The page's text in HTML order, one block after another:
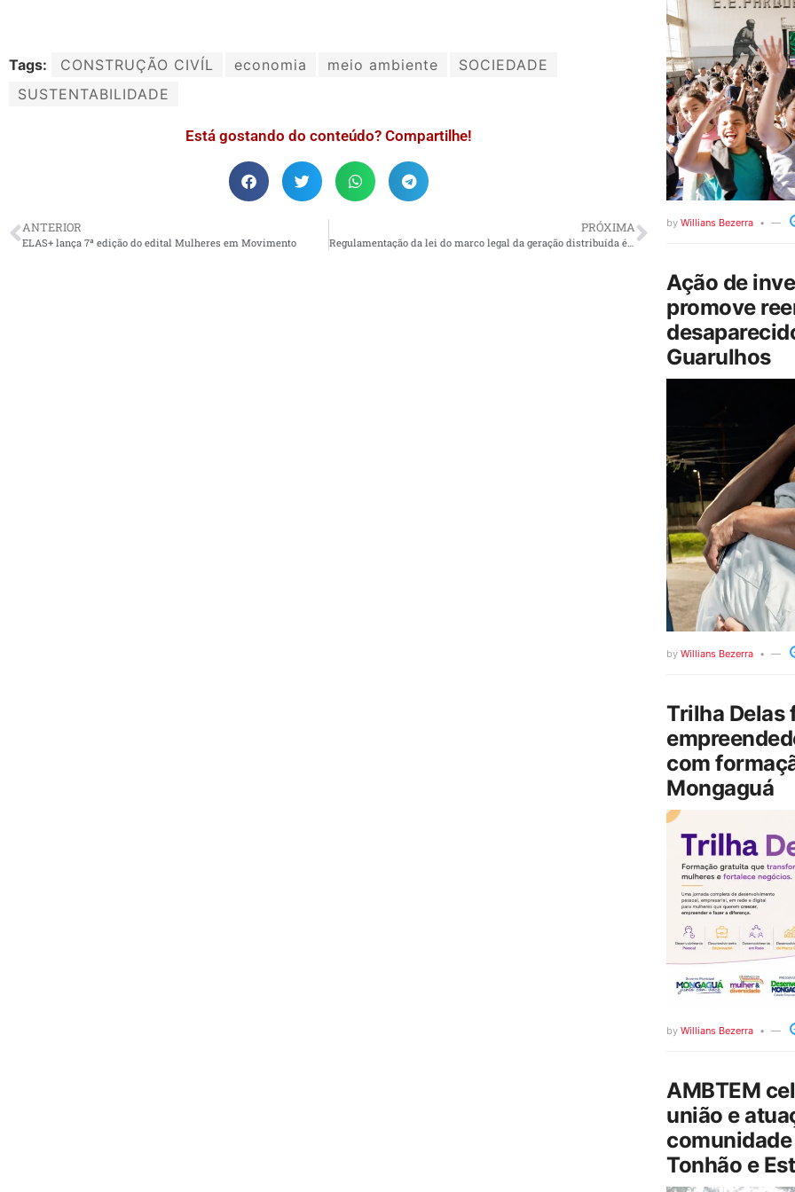
Tags: CONSTRUÇÃO CIVÍL economia meio ambiente
SOCIEDADE
SUSTENTABILIDADE
Está gostando do conteúdo? Compartilhe!
ANTERIOR
ELAS+ lança 7ª edição do edital Mulheres em Movimento
PRÓXIMA by Willians Bezerra
Ação de
promove
Guarulhos
by Willians Bezerra
Trilha Delas
com
Mongaguá
by Willians Bezerra
AMBTEM
união e
Tonhão e